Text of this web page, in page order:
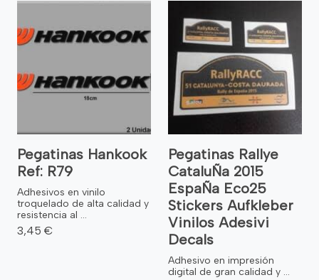
Pegatinas Hankook
Ref: R79
Adhesivos en vinilo
troquelado de alta calidad y
resistencia al ...
3,45 €
Pegatinas Rallye
CataluÑa 2015
EspaÑa Eco25
Stickers Aufkleber
Vinilos Adesivi
Decals
Adhesivo en impresión
digital de gran calidad y ...